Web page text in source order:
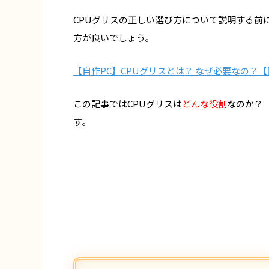
CPUグリスの正しい選び方について説明する前
方が良いでしょう。
【自作PC】CPUグリスとは？ なぜ必要なの？
この記事ではCPUグリスはどんな役割なのか
す。